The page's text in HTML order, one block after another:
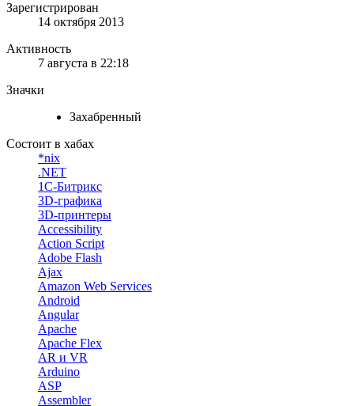
Зарегистрирован
14 октября 2013
Активность
7 августа в 22:18
Значки
Захабренный
Состоит в хабах
*nix
.NET
1С-Битрикс
3D-графика
3D-принтеры
Accessibility
Action Script
Adobe Flash
Ajax
Amazon Web Services
Android
Angular
Apache
Apache Flex
AR и VR
Arduino
ASP
Assembler